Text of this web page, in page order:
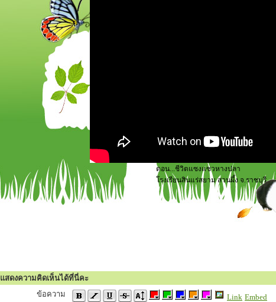
ตอน...ชีวิตแซงแซวหางปลา
โรงเรียนสินแร่สยาม สวนผึ้ง จ.ราชบุรี
แสดงความคิดเห็นได้ที่นี่คะ
ข้อความ
Link Embed